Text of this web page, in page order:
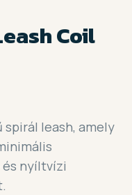
Coil
leash, amely
nyíltvízi